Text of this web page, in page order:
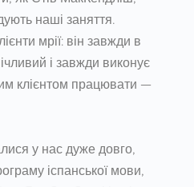
наші заняття.
мрії: він завжди в
і завжди виконує
клієнтом працювати —
у нас дуже довго,
іспанської мови,